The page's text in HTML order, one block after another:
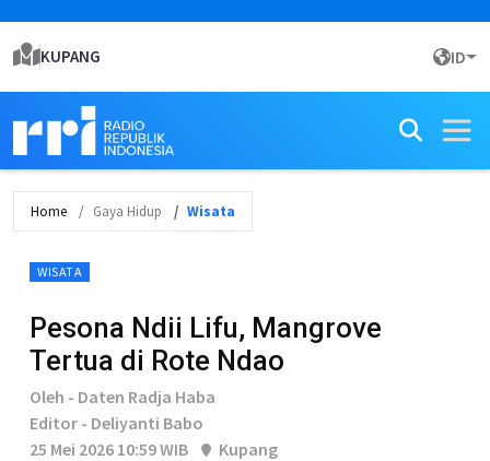
KUPANG ID
Home Gaya Hidup Wisata
WISATA
Pesona Ndii Lifu, Mangrove
Tertua di Rote Ndao
Oleh - Daten Radja Haba
Editor - Deliyanti Babo
25 Mei 2026 10:59 WIB
Kupang